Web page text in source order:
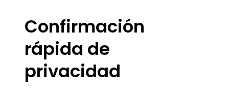
Confirmación
rápida de
privacidad